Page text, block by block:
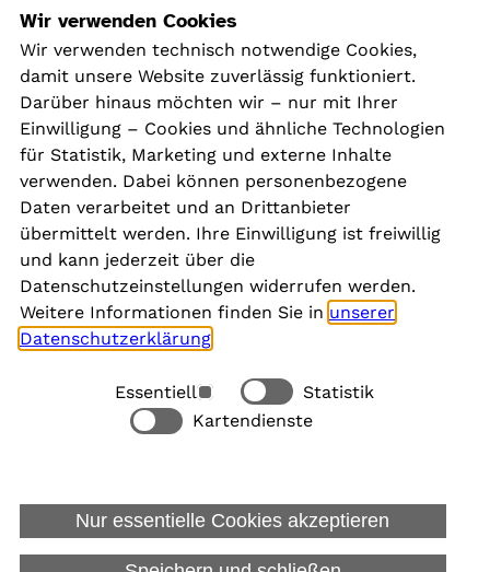
Navigation
Kontakt
Presse
Aktuelles
Karriere
Newsletter
Social Media
Rechtliches
Allgemeine Datenschutzinformation
Datenschutzinformation für Bewerbungen
Impressum
Wir verwenden Cookies
Wir verwenden technisch notwendige Cookies,
damit unsere Website zuverlässig funktioniert.
Darüber hinaus möchten wir – nur mit Ihrer
Einwilligung – Cookies und ähnliche Technologien
für Statistik, Marketing und externe Inhalte
verwenden. Dabei können personenbezogene
Daten verarbeitet und an Drittanbieter
übermittelt werden. Ihre Einwilligung ist freiwillig
und kann jederzeit über die
Datenschutzeinstellungen widerrufen werden.
Weitere Informationen finden Sie in unserer
Datenschutzerklärung
Essentiell
Statistik
Kartendienste
Nur essentielle Cookies akzeptieren